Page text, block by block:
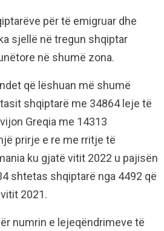
për të emigruar dhe
sjellë në tregun shqiptar
në shumë zona.
që lëshuan më shumë
shqiptarë me 34864 leje të
Greqia me 14313
prirje e re me rritje të
ku gjatë vitit 2022 u pajisën
shtetas shqiptarë nga 4492 që
2021.
numrin e lejeqëndrimeve të